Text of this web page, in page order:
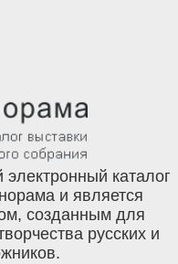
каталог
и является
созданным для
русских и